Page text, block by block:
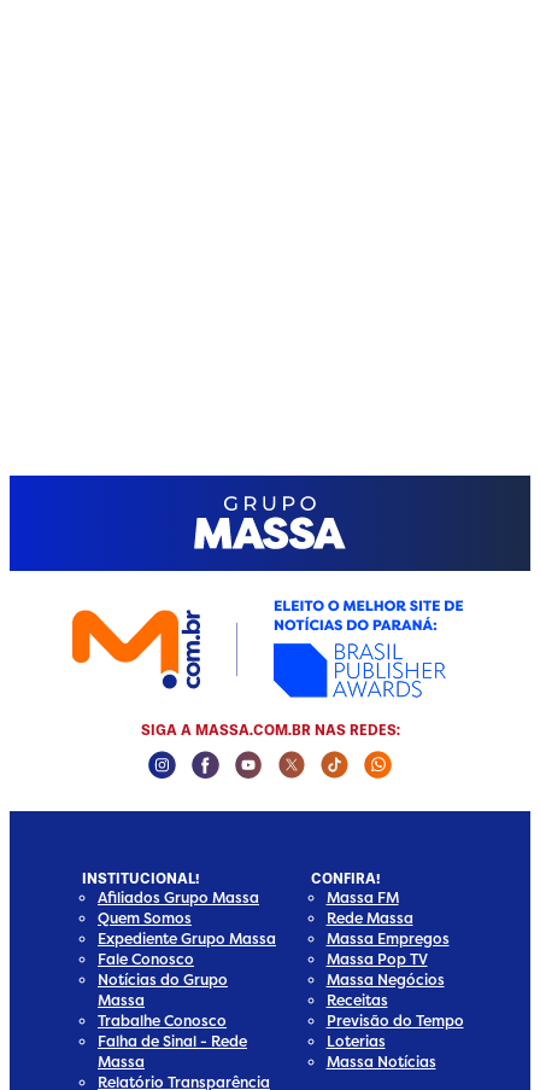
SIGA A MASSA.COM.BR NAS REDES:
Instagram Social Media
Facebook Social Media
Youtube Social Media
Twitter Social Media
Tiktok Social Media
Whatsapp
INSTITUCIONAL!
Afiliados Grupo Massa
Quem Somos
Expediente Grupo Massa
Fale Conosco
Notícias do Grupo
Massa
Trabalhe Conosco
Falha de Sinal - Rede
Massa
Relatório Transparência
CONFIRA!
Massa FM
Rede Massa
Massa Empregos
Massa Pop TV
Massa Negócios
Receitas
Previsão do Tempo
Loterias
Massa Notícias